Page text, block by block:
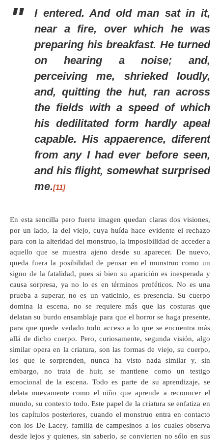
I entered. And old man sat in it,
near a fire, over which he was
preparing his breakfast. He turned
on hearing a noise; and,
perceiving me, shrieked loudly,
and, quitting the hut, ran across
the fields with a speed of which
his dedilitated form hardly apeal
capable. His appaerence, diferent
from any I had ever before seen,
and his flight, somewhat surprised
me.[11]
En esta sencilla pero fuerte imagen quedan claras dos visiones,
por un lado, la del viejo, cuya huída hace evidente el rechazo
para con la alteridad del monstruo, la imposibilidad de acceder a
aquello que se muestra ajeno desde su aparecer. De nuevo,
queda fuera la posibilidad de pensar en el monstruo como un
signo de la fatalidad, pues si bien su aparición es inesperada y
causa sorpresa, ya no lo es en términos proféticos. No es una
prueba a superar, no es un vaticinio, es presencia. Su cuerpo
domina la escena, no se requiere más que las costuras que
delatan su burdo ensamblaje para que el horror se haga presente,
para que quede vedado todo acceso a lo que se encuentra más
allá de dicho cuerpo. Pero, curiosamente, segunda visión, algo
similar opera en la criatura, son las formas de viejo, su cuerpo,
los que le sorprenden, nunca ha visto nada similar y, sin
embargo, no trata de huir, se mantiene como un testigo
emocional de la escena. Todo es parte de su aprendizaje, se
delata nuevamente como el niño que aprende a reconocer el
mundo, su contexto todo. Este papel de la criatura se enfatiza en
los capítulos posteriores, cuando el monstruo entra en contacto
con los De Lacey, familia de campesinos a los cuales observa
desde lejos y quienes, sin saberlo, se convierten no sólo en sus